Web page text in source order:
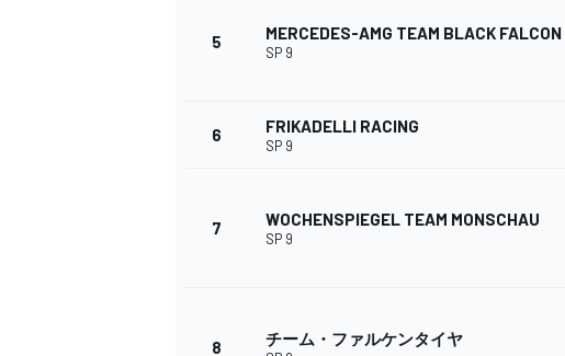
フォーミュラE
5 MERCEDES-AMG TEAM BLACK FALCON
SP 9
6 FRIKADELLI RACING
SP 9
7 WOCHENSPIEGEL TEAM MONSCHAU
SP 9
8 チーム・ファルケンタイヤ